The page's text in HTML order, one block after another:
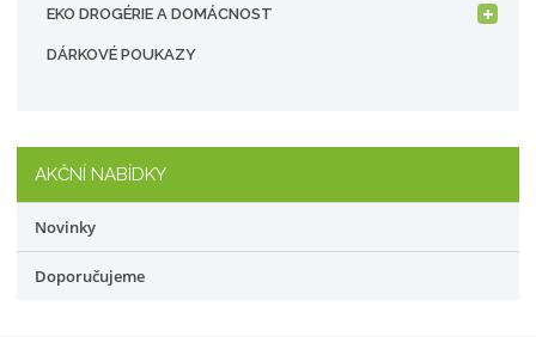
EKO DROGÉRIE A DOMÁCNOST
DÁRKOVÉ POUKAZY
AKČNÍ NABÍDKY
Novinky
Doporučujeme